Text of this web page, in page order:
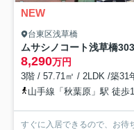
NEW
台東区浅草橋
ムサシノコート浅草橋
8,290万円
3階 / 57.71㎡ / 2LDK /築31
山手線「秋葉原」駅 徒歩
すぐに入居できるので、お待